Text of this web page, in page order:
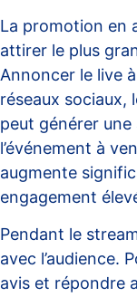
La promotion en
attirer le plus
Annoncer le live
réseaux sociaux,
peut générer
l’événement à
augmente
engagement
Pendant le
avec l’audience.
avis et répondre